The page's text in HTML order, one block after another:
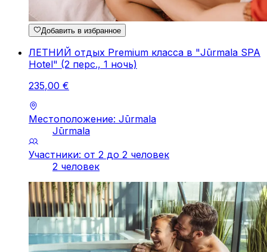
Добавить в избранное
ЛЕТНИЙ отдых Premium класса в "Jūrmala SPA
Hotel" (2 перс., 1 ночь)
235,00 €
Местоположение: Jūrmala
Jūrmala
Участники: от 2 до 2 человек
2 человек